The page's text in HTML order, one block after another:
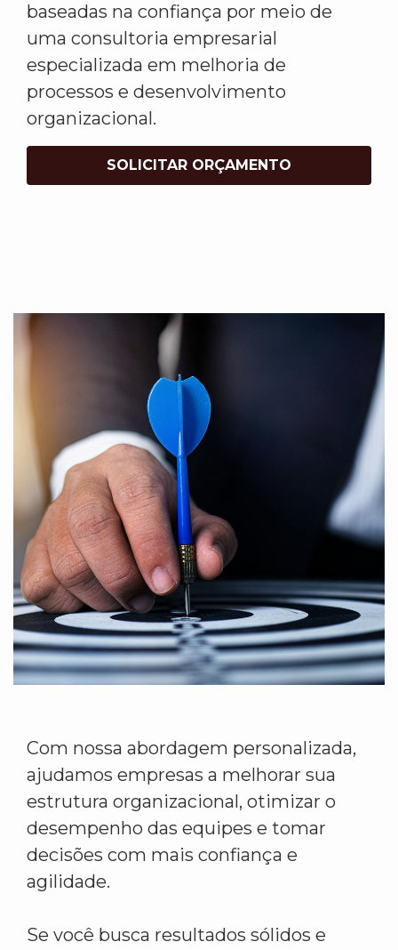
baseadas na confiança por meio de
uma consultoria empresarial
especializada em melhoria de
processos e desenvolvimento
organizacional.
SOLICITAR ORÇAMENTO
Com nossa abordagem personalizada,
ajudamos empresas a melhorar sua
estrutura organizacional, otimizar o
desempenho das equipes e tomar
decisões com mais confiança e
agilidade.
Se você busca resultados sólidos e